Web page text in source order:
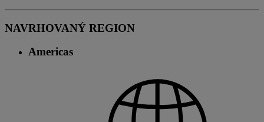
NAVRHOVANÝ REGION
Americas